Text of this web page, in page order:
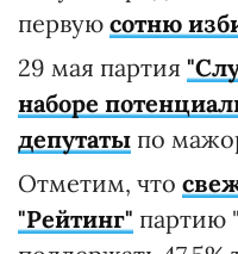
193. Бевзан Юрий
194. Сипко
195. Бельская
196. Майбородюк
197. Опимах Юрий
198. Ковальчук